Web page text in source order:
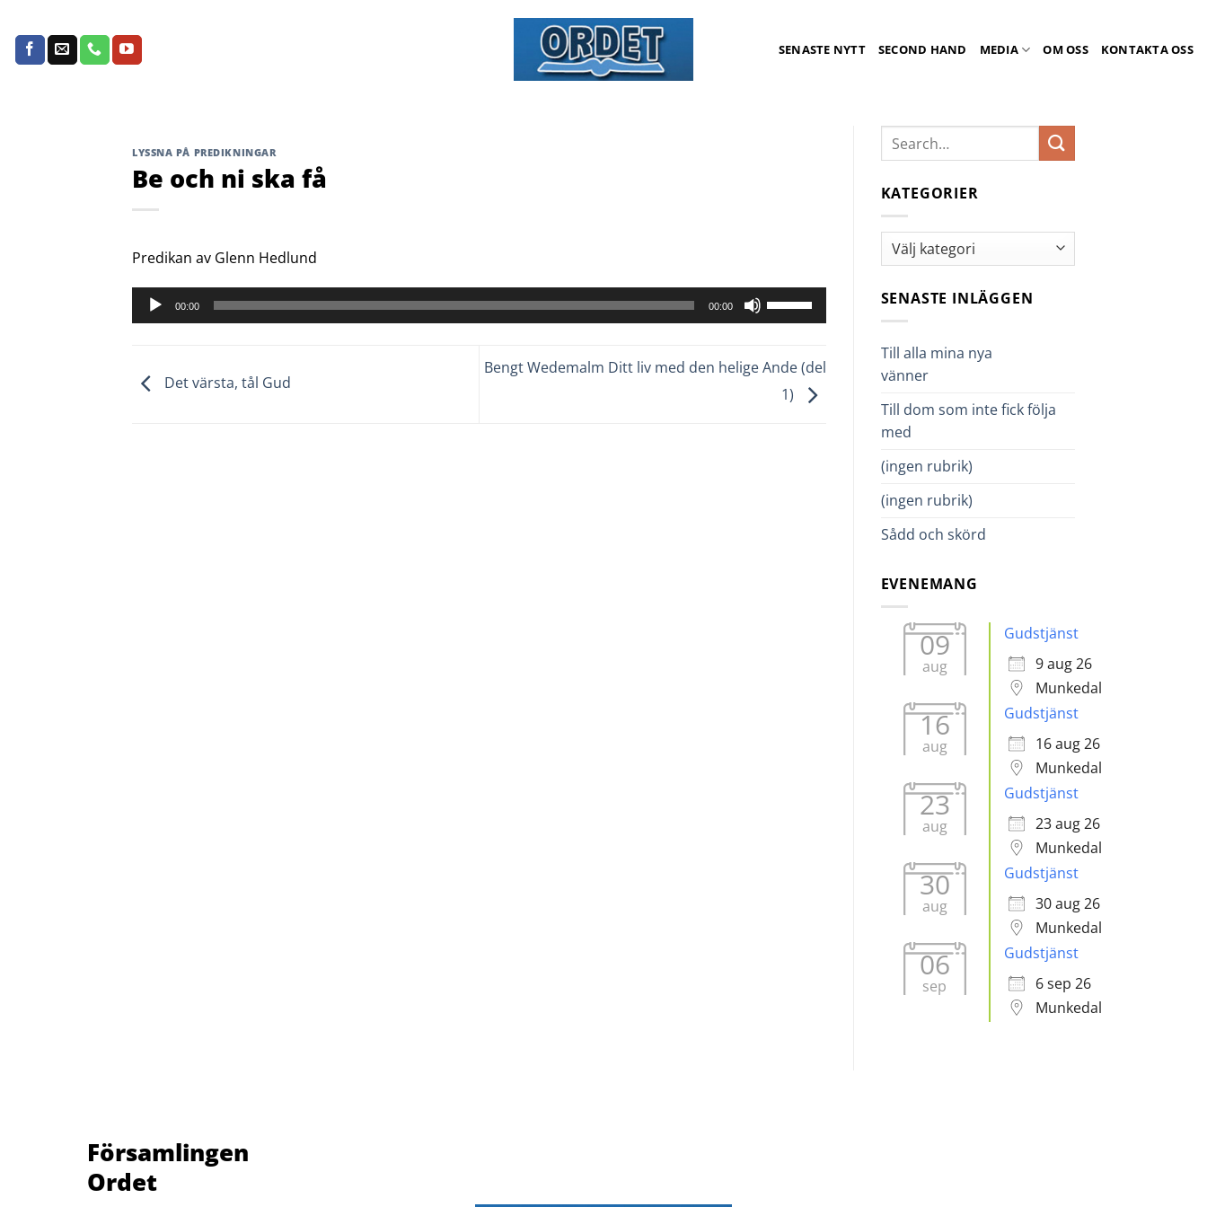
content
SENASTE NYTT SECOND HAND MEDIA OM OSS KONTAKTA OSS
LYSSNA PÅ PREDIKNINGAR
Be och ni ska få
Predikan av Glenn Hedlund
Ljudspelare
00:00 00:00
upp/ner-
för
Det värsta, tål Gud
Bengt Wedemalm Ditt liv med den helige Ande (del
1)
KATEGORIER
Kategorier
SENASTE INLÄGGEN
Till alla mina nya
vänner
Till dom som inte fick följa
med
(ingen rubrik)
(ingen rubrik)
Sådd och skörd
EVENEMANG
09
aug
Gudstjänst
9 aug 26
Munkedal
16
aug
Gudstjänst
16 aug 26
Munkedal
23
aug
Gudstjänst
23 aug 26
Munkedal
30
aug
Gudstjänst
30 aug 26
Munkedal
06
sep
Gudstjänst
6 sep 26
Munkedal
Församlingen
Ordet